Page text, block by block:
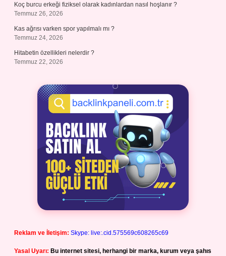
Koç burcu erkeği fiziksel olarak kadınlardan nasıl hoşlanır ?
Temmuz 26, 2026
Kas ağrısı varken spor yapılmalı mı ?
Temmuz 24, 2026
Hitabetin özellikleri nelerdir ?
Temmuz 22, 2026
Reklam ve İletişim: Skype: live:.cid.575569c608265c69
Yasal Uyarı: Bu internet sitesi, herhangi bir marka, kurum veya şahıs